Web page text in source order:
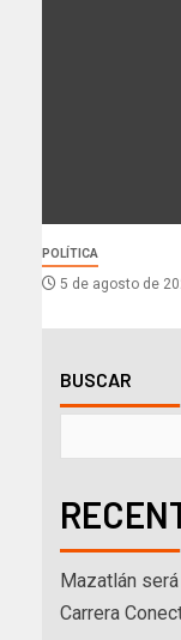
POLÍTICA
5 de agosto de
BUSCAR
Mazatlán
Carrera